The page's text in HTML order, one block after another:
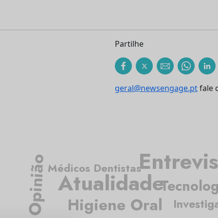
Partilhe
geral@newsengage.ptfale
Atualidade
Médicos Dentistas
Higiene Oral
Opinião